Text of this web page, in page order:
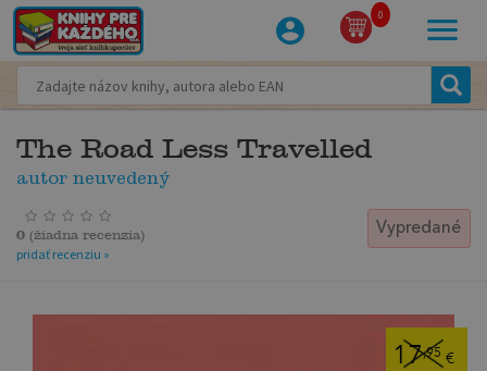
0
The Road Less Travelled
autor neuvedený
Vypredané
0 (žiadna recenzia)
pridať recenziu »
17,95 €